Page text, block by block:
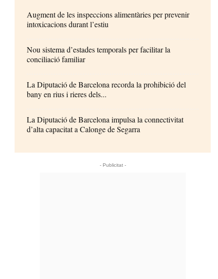
Augment de les inspeccions alimentàries per prevenir
intoxicacions durant l’estiu
Nou sistema d’estades temporals per facilitar la
conciliació familiar
La Diputació de Barcelona recorda la prohibició del
bany en rius i rieres dels...
La Diputació de Barcelona impulsa la connectivitat
d’alta capacitat a Calonge de Segarra
- Publicitat -